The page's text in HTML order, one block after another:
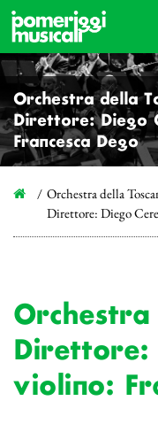
Orchestra della
Direttore: Diego
Francesca Dego
Orchestra della
Direttore: Diego
Orchestra
Direttore:
violino: